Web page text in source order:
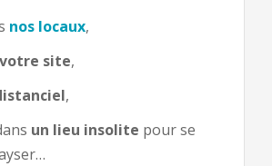
nos locaux,
votre site,
,
un lieu insolite pour se